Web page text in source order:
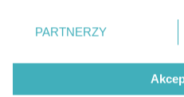
Historia miasta
znajdujący się w lewym
przetwarzaniu. Preferencje
PARTNERZY